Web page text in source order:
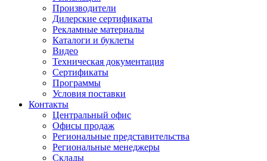
Производители
Дилерские сертификаты
Рекламные материалы
Каталоги и буклеты
Видео
Техническая документация
Сертификаты
Программы
Условия поставки
Контакты
Центральный офис
Офисы продаж
Региональные представительства
Региональные менеджеры
Склады